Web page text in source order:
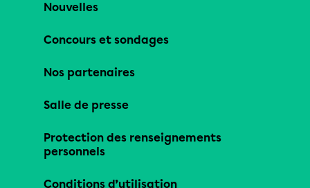
Nouvelles
Concours et sondages
Nos partenaires
Salle de presse
Protection des renseignements
personnels
Conditions d’utilisation